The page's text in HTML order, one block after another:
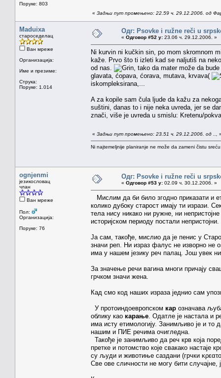
Поруке: 803
« Задњи пут промењено: 22.59 ч. 29.12.2006. од
Maduixa
староседелац
Ван мреже
Организација:
Име и презиме:
Струка:
Поруке: 1.014
Одг: Psovke i ružne reči u
« Одговор #52 у: 23.06 ч. 29.12.2006. »
Ni kurvin ni kučkin sin, po mom skromnom
kaže. Prvo što ti izleti kad se naljutiš na
od nas.
, tako da mater može da
glavata, ćopava, ćorava, mutava, krvava(
iskompleksirana,...
A za kopile sam čula ljude da kažu za
suštini, danas to i nije neka uvreda, jer se
znači, više je uvreda u smislu: Kretenu/
« Задњи пут промењено: 23.51 ч. 29.12.2006. од ..,
Ni najtemeljnije planiranje ne može da zameni čistu
ognjenmi
језикословац
члан
Ван мреже
Пол:
Организација:
Поруке: 76
Одг: Psovke i ružne reči u
« Одговор #53 у: 02.09 ч. 30.12.2006. »
Мислим да би било згодно приказати и
колико дубоку старост имају ти изрази.
тела нису никако ни ружне, ни
историјском периоду постали непристојни.
Ја сам, такође, мислио да је пенис у
значи реп. Ни израз фалус не изворно не
има у нашем језику реч палац. Још увек
За значење речи вагина многи причају
грчком значи жена.
Кад смо код наших израза једнио сам
У протоиндоевропском кар означава
облику као карање . Одатле је настала и
има исту етимологију. Занимљиво је и то
нашим и ПИЕ речима очигледна.
Такође је занимљиво да реч крв која
претке и потомство које свакако настаје
су људи и животиње саздани (грчки
Све ове сличности не могу бити